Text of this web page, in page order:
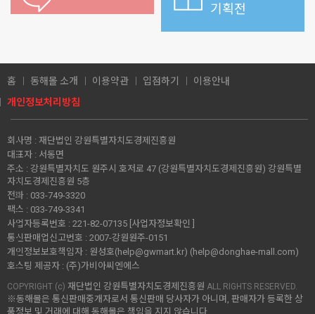
기획전
홈 동해몰 소개 이용약관 입점하기
이용안내
개인정보처리방침
회사명 : 재단법인 강원특별자치도경제진흥원
대표자 : 서동면
주소 : 강원특별자치도 원주시 호저로 47 (강원특별자치도경제진흥원) 강원특별
자치도경제진흥원 5층
전화 : 033-749-3320
팩스 : 033-749-3341
사업자등록번호 : 221-82-07135 [사업자정보확인 ]
통신판매업신고번호 : 2007-강원원주-0151
개인정보보호책임자 : 원성호(help@gwmart.kr) (help@donghae-mall.com)
호스팅 제공자 : (주)가비아씨엔에스
COPYRIGHT (c) 재단법인 강원특별자치도경제진흥원 ALL RIGHTS RESERVED.
※동해몰은 통신판매중개자로서 통신판매 당사자가 아니며, 판매자가 등록한 상
품정보 및 거래에 대해 동해몰은 책임을 지지 않습니다.